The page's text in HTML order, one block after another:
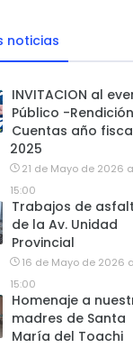
noticias
INVITACION al
Público -
Cuentas año
2025
21 de Mayo de 2026
15:00
Trabajos de
de la Av. Unidad
Provincial
16 de Mayo de 2026
15:00
Homenaje a
madres de Santa
María del Toachi